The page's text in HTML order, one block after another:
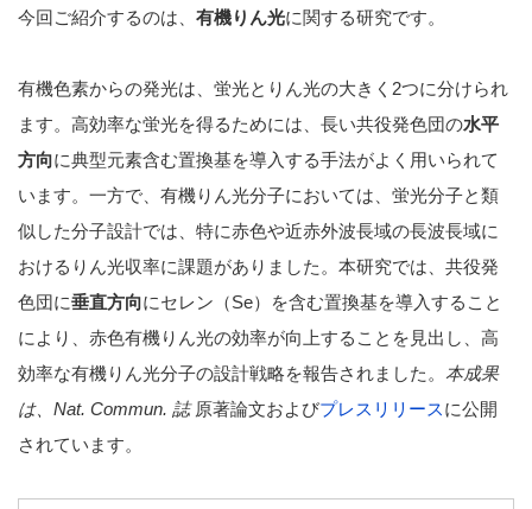
今回ご紹介するのは、 有機りん光に関する研究です。
有機色素からの発光は、蛍光とりん光の大きく2つに分けられ
ます。高効率な蛍光を得るためには、長い共役発色団の水平
方向に典型元素含む置換基を導入する手法がよく用いられて
います。一方で、有機りん光分子においては、蛍光分子と類
似した分子設計では、特に赤色や近赤外波長域の長波長域に
おけるりん光収率に課題がありました。本研究では、共役発
色団に垂直方向にセレン（Se）を含む置換基を導入すること
により、赤色有機りん光の効率が向上することを見出し、高
効率な有機りん光分子の設計戦略を報告されました。 本成果
は、Nat. Commun. 誌原著論文およびプレスリリースに公開
されています。